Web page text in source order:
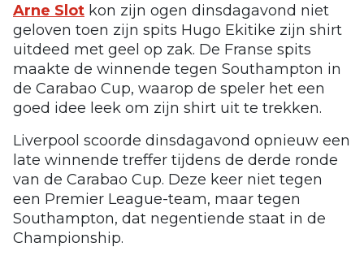
Arne Slot kon zijn ogen dinsdagavond niet
geloven toen zijn spits Hugo Ekitike zijn shirt
uitdeed met geel op zak. De Franse spits
maakte de winnende tegen Southampton in
de Carabao Cup, waarop de speler het een
goed idee leek om zijn shirt uit te trekken.
Liverpool scoorde dinsdagavond opnieuw een
late winnende treffer tijdens de derde ronde
van de Carabao Cup. Deze keer niet tegen
een Premier League-team, maar tegen
Southampton, dat negentiende staat in de
Championship.